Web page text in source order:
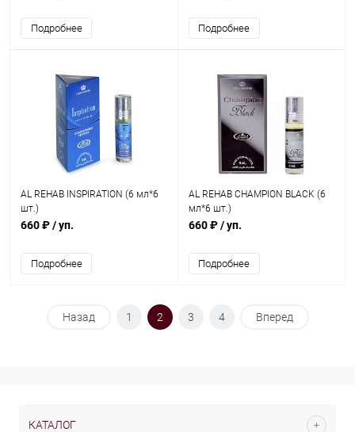
Подробнее Подробнее
AL REHAB INSPIRATION (6 мл*6
шт.)
660 ₽/ уп.
Подробнее
AL REHAB CHAMPION BLACK (6
мл*6 шт.)
660 ₽/ уп.
Подробнее
Назад 1 2 3 4 Вперед
КАТАЛОГ